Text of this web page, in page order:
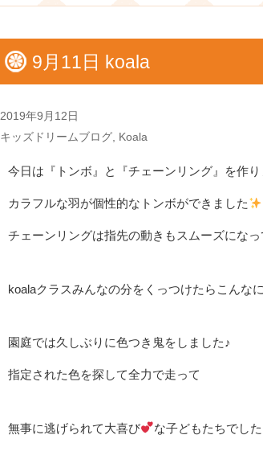
9月11日 koala
Posted
on
2019年9月12日
Categories
キッズドリームブログ, Koala
今日は『トンボ』と『チェーンリング』を作り
カラフルな羽が個性的なトンボができました
チェーンリングは指先の動きもスムーズにな
koalaクラスみんなの分をくっつけたらこんな
園庭では久しぶりに色つき鬼をしました♪
指定された色を探して全力で走って
無事に逃げられて大喜び な子どもたちでした